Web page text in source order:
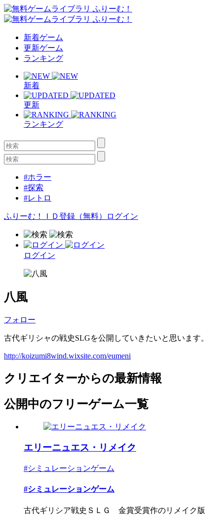
新着ゲーム
更新ゲーム
ランキング
新着
更新
ランキング
#ホラー
#探索
#レトロ
ふりーむ！ＩＤ登録（無料） ログイン
ログイン
八風
フォロー
古代ギリシャの戦史SLGを公開していきたいと思います。
http://koizumi8wind.wixsite.com/eumeni
クリエイターからの最新情報
公開中のフリーゲーム一覧
エリーニュエス・リメイク
#シミュレーションゲーム
#シミュレーションゲーム
古代ギリシア戦史ＳＬＧ 金賞受賞作のリメイク版